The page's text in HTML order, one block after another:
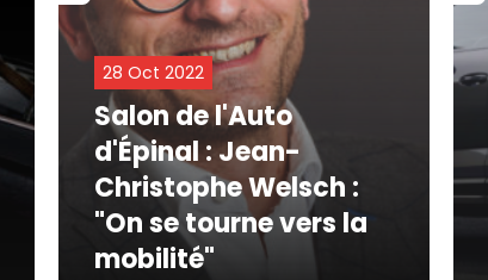
28 Oct 2022
Salon de l'Auto
d'Épinal : Jean-
Christophe Welsch :
"On se tourne vers la
mobilité"